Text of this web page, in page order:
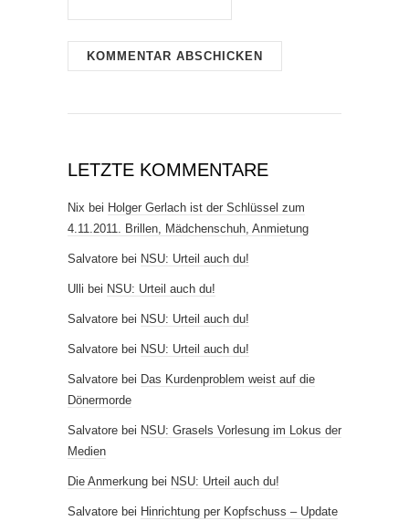
LETZTE KOMMENTARE
Nix bei Holger Gerlach ist der Schlüssel zum
4.11.2011. Brillen, Mädchenschuh, Anmietung
Salvatore bei NSU: Urteil auch du!
Ulli bei NSU: Urteil auch du!
Salvatore bei NSU: Urteil auch du!
Salvatore bei NSU: Urteil auch du!
Salvatore bei Das Kurdenproblem weist auf die
Dönermorde
Salvatore bei NSU: Grasels Vorlesung im Lokus der
Medien
Die Anmerkung bei NSU: Urteil auch du!
Salvatore bei Hinrichtung per Kopfschuss – Update